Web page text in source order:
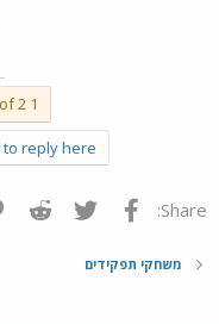
1 of 2
reply here.
Share: פייסבוק Twitter
משחקי תפקידים